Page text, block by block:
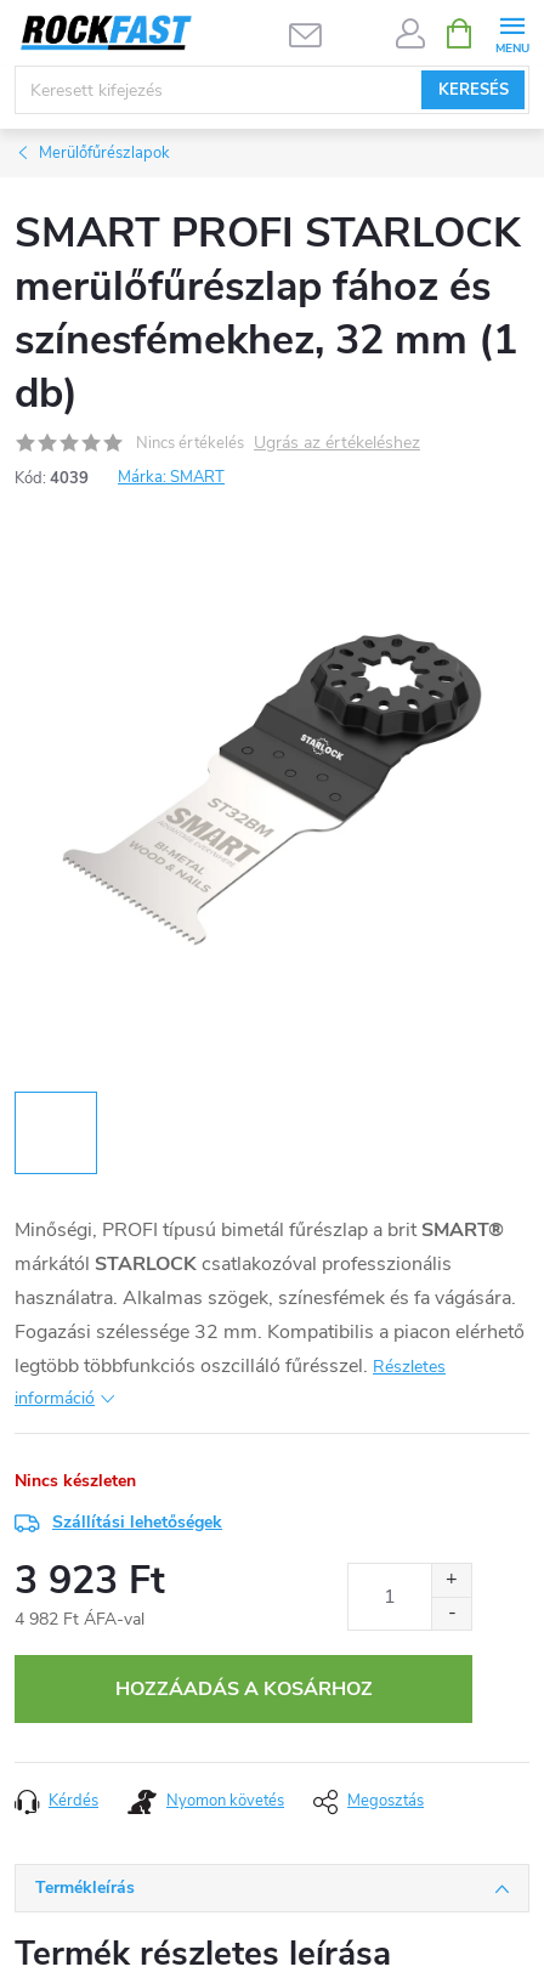
Ugrás
KERESÉS
KOSÁR
Merülőfűrészlapok
SMART PROFI STARLOCK
merülőfűrészlap fához és
színesfémekhez, 32 mm (1
db)
Nincs értékelés Ugrás az értékeléshez
Kód: 4039 Márka:SMART
Minőségi, PROFI típusú bimetál fűrészlap a britSMART®
márkától STARLOCKcsatlakozóval professzionális
használatra. Alkalmas szögek, színesfémek és fa vágására.
Fogazási szélessége 32 mm. Kompatibilis a piacon elérhető
legtöbb többfunkciós oszcilláló fűrésszel. Részletes
információ
Nincs készleten
Szállítási lehetőségek
3 923 Ft
4 982 Ft ÁFA-val
HOZZÁADÁS A KOSÁRHOZ
Kérdés Nyomon követés Megosztás
Termékleírás
Termék részletes leírása